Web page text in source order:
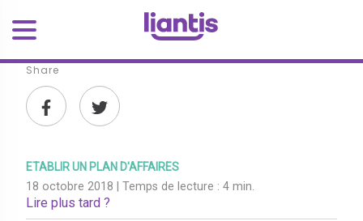
Share
ETABLIR UN PLAN D'AFFAIRES
18 octobre 2018 | Temps de lecture : 4 min.
Lire plus tard ?